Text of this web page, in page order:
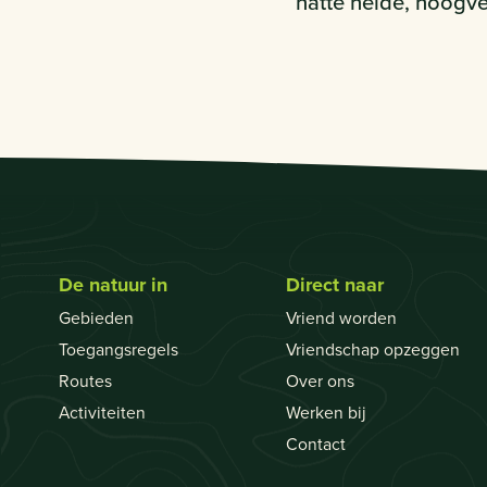
De natuur in
Gebieden
Toegangsregels
Routes
Activiteiten
Direct naar
Vriend worden
Vriendschap opzeggen
Over ons
Werken bij
Contact